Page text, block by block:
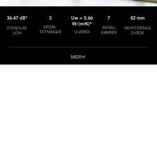
36-47 dB*
LYDISOLAS
JON
3
EPDM-
TETNINGER
Uw = 0,66
W/(m²K)*
U-VERDI
7
ANTALL
KAMRER
82 mm
MONTERINGS
DYBDE
MER